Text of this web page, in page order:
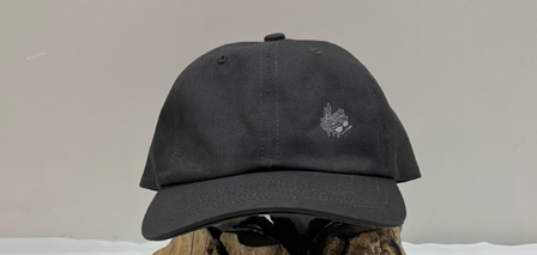
WOMEN
BRAND
WOMEN
MEN
Mypage
プライバシーポリシー
特定商取引法に基づく表記
会員規約